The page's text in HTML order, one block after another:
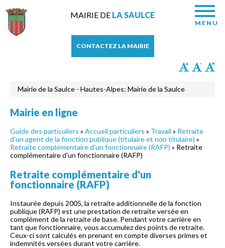
MAIRIE DE LA SAULCE
MENU
CONTACTEZ LA MAIRIE
Mairie de la Saulce - Hautes-Alpes: Mairie de la Saulce
Mairie en ligne
Guide des particuliers » Accueil particuliers » Travail » Retraite
d'un agent de la fonction publique (titulaire et non titulaire) »
Retraite complémentaire d'un fonctionnaire (RAFP) » Retraite
complémentaire d'un fonctionnaire (RAFP)
Retraite complémentaire d'un
fonctionnaire (RAFP)
Instaurée depuis 2005, la retraite additionnelle de la fonction
publique (RAFP) est une prestation de retraite versée en
complément de la retraite de base. Pendant votre carrière en
tant que fonctionnaire, vous accumulez des points de retraite.
Ceux-ci sont calculés en prenant en compte diverses primes et
indemnités versées durant votre carrière.